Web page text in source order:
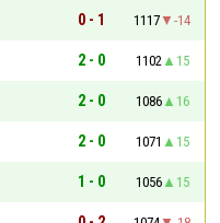
0 - 1 1117
-14
2 - 0 1102
15
2 - 0 1086
16
2 - 0 1071
15
1 - 0 1056
15